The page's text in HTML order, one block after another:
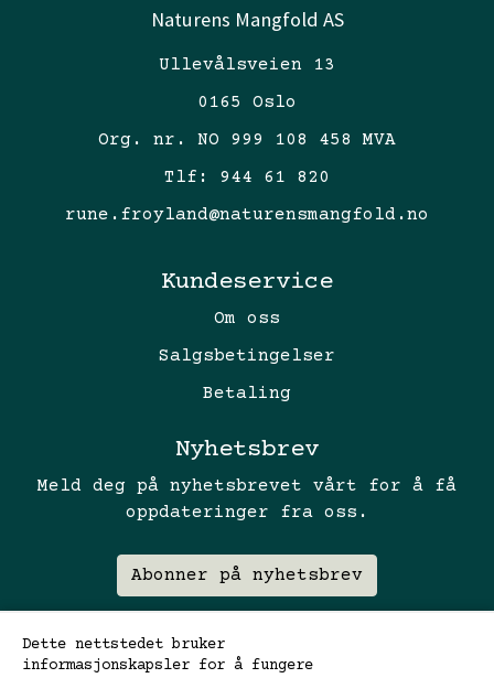
Naturens Mangfold AS
Ullevålsveien 13
0165 Oslo
Org. nr. NO 999 108 458 MVA
Tlf: 944 61 820
rune.froyland@naturensmangfold.no
Kundeservice
Om oss
Salgsbetingelser
Betaling
Nyhetsbrev
Meld deg på nyhetsbrevet vårt for å få
oppdateringer fra oss.
Abonner på nyhetsbrev
Dette nettstedet bruker
informasjonskapsler for å fungere